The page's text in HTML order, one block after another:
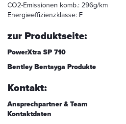
CO2-Emissionen komb.: 296g/km
Energieeffizienzklasse: F
zur Produktseite:
PowerXtra SP 710
Bentley Bentayga Produkte
Kontakt:
Ansprechpartner & Team
Kontaktdaten